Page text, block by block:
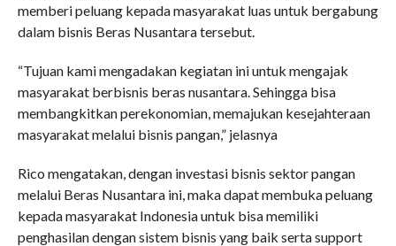
memberi peluang kepada masyarakat luas untuk bergabung
dalam bisnis Beras Nusantara tersebut.
“Tujuan kami mengadakan kegiatan ini untuk mengajak
masyarakat berbisnis beras nusantara. Sehingga bisa
membangkitkan perekonomian, memajukan kesejahteraan
masyarakat melalui bisnis pangan,” jelasnya
Rico mengatakan, dengan investasi bisnis sektor pangan
melalui Beras Nusantara ini, maka dapat membuka peluang
kepada masyarakat Indonesia untuk bisa memiliki
penghasilan dengan sistem bisnis yang baik serta support